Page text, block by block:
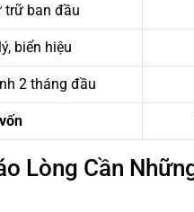
trữ ban đầu
biển hiệu
2 tháng đầu
Lòng Cần